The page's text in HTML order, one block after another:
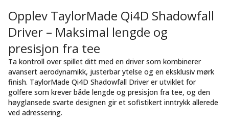
Opplev TaylorMade Qi4D Shadowfall
Driver – Maksimal lengde og
presisjon fra tee
Ta kontroll over spillet ditt med en driver som kombinerer
avansert aerodynamikk, justerbar ytelse og en eksklusiv mørk
finish. TaylorMade Qi4D Shadowfall Driver er utviklet for
golfere som krever både lengde og presisjon fra tee, og den
høyglansede svarte designen gir et sofistikert inntrykk allerede
ved adressering.